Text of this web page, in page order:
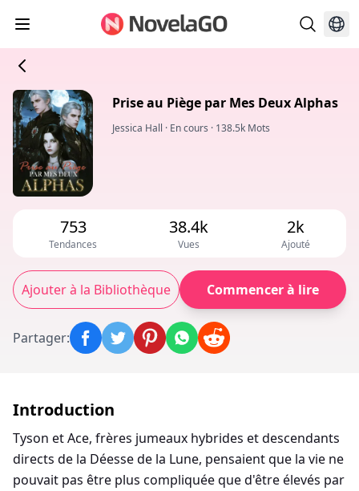
Prise au Piège par Mes Deux Alphas
Jessica Hall · En cours · 138.5k Mots
753
Tendances
38.4k
Vues
2k
Ajouté
Ajouter à la Bibliothèque Commencer à lire
Partager:
Introduction
Tyson et Ace, frères jumeaux hybrides et descendants
directs de la Déesse de la Lune, pensaient que la vie ne
pouvait pas être plus compliquée que d'être élevés par